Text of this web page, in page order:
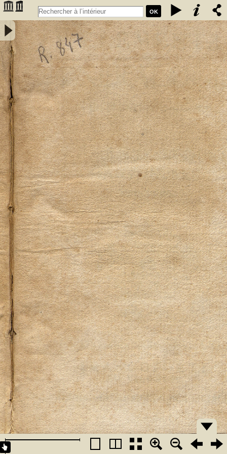
OK
Elementa mineralogiae systematice disposita a Friderico Augusto
Cartheuser med. doct. - Cartheuser, Friedrich August (1734-1796)